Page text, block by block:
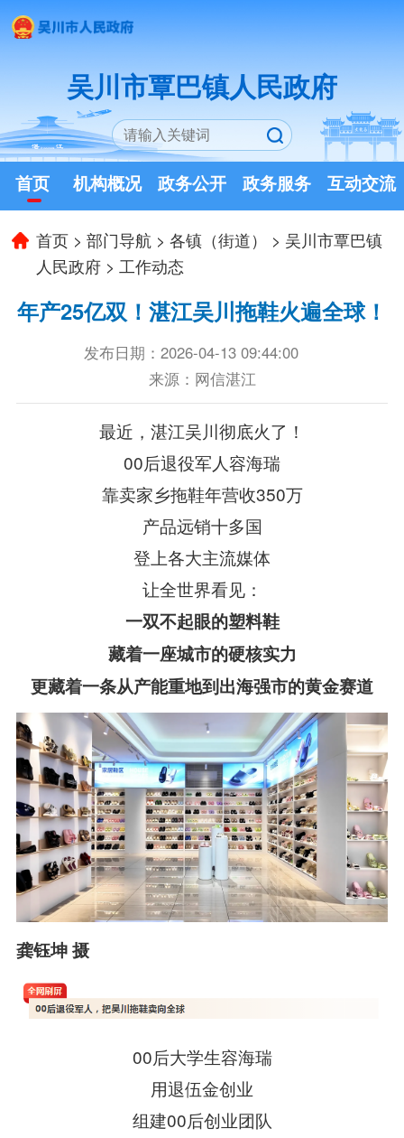
吴川市覃巴镇人民政府
首页 机构概况 政务公开 政务服务 互动交流
首页 >部门导航 >各镇（街道） > 吴川市覃巴镇
人民政府 > 工作动态
年产25亿双！湛江吴川拖鞋火遍全球！
发布日期：2026-04-13 09:44:00
来源：网信湛江
最近，湛江吴川彻底火了！
00后退役军人容海瑞
靠卖家乡拖鞋年营收350万
产品远销十多国
登上各大主流媒体
让全世界看见：
一双不起眼的塑料鞋
藏着一座城市的硬核实力
更藏着一条从产能重地到出海强市的黄金赛道
龚钰坤 摄
00后大学生容海瑞
用退伍金创业
组建00后创业团队